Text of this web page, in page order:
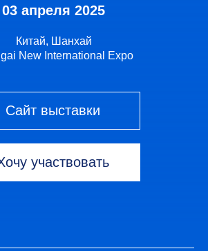
03 апреля 2025
Китай, Шанхай
New International Expo
Сайт выставки
участвовать